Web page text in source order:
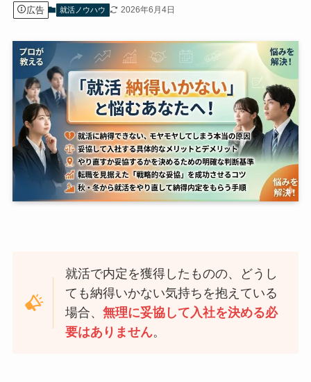
広告 就活ノウハウ 2026年6月4日
就活で内定を獲得したものの、どうし
ても納得いかない気持ちを抱えている
場合、無理に妥協して入社を決める必
要はありません。